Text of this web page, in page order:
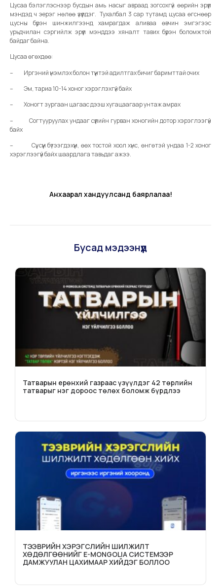
Цусаа бэлэглэснээр бусдын амь насыг авраад зогсохгүй өөрийн эрүүл
мэндэд ч эерэг нөлөө үзүүлдэг. Тухалбал 3 сар тутамд цусаа өгснөөр
цусны бүрэн шинжилгээнд хамрагдаж аливаа өвчин эмгэгээс
урьдчилан сэргийлж эрүүл мэнддээ хяналт тавих бүрэн боломжтой
байдаг байна.
Цусаа өгөхдөө:
– Иргэний үнэмлэх болон түүнтэй адилтгах бичиг баримттай очих
– Эм, тариа 10-14 хоног хэрэглэхгүй байх
– Хоногт зургаан цагаас дээш хугацаагаар унтаж амрах
– Согтууруулах ундааг сүүлийн гурван хоногийн дотор хэрэглээгүй
байх
– Сүү, сүүн бүтээгдэхүүн, өөх тостой хоол хүнс, өнгөтэй ундаа 1-2 хоног
хэрэглээгүй байх шаардлага тавьдаг ажээ.
Анхаарал хандуулсанд баярлалаа!
Бусад мэдээнүүд
Татварын ерөнхий газраас үзүүлдэг 42 төрлийн
татварыг нэг дороос төлөх боломж бүрдлээ
ТЭЭВРИЙН ХЭРЭГСЛИЙН ШИЛЖИЛТ
ХӨДӨЛГӨӨНИЙГ E-MONGOLIA СИСТЕМЭЭР
ДАМЖУУЛАН ЦАХИМААР ХИЙДЭГ БОЛЛОО